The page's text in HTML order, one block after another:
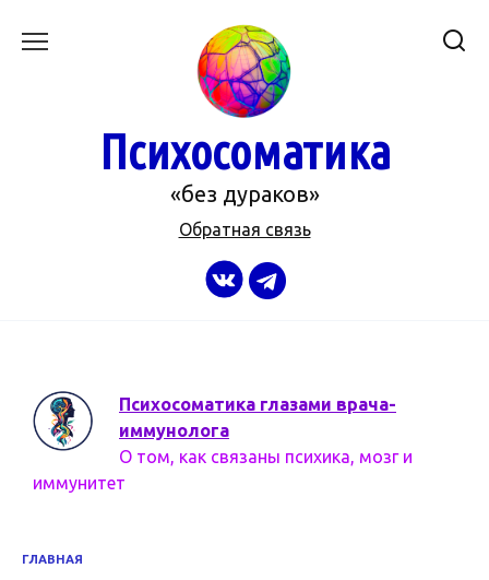
Психосоматика
«без дураков»
Обратная связь
Психосоматика глазами врача-
иммунолога
О том, как связаны психика, мозг и
иммунитет
ГЛАВНАЯ